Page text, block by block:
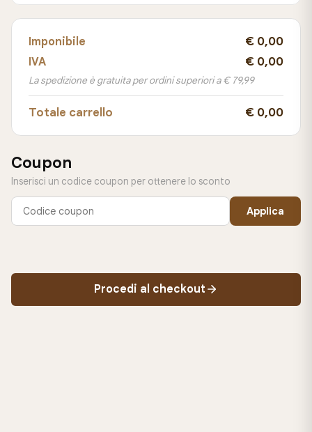
Imponibile € 0,00
IVA € 0,00
La spedizione è gratuita per ordini superiori a € 79,99
Totale carrello € 0,00
Coupon
Inserisci un codice coupon per ottenere lo sconto
Applica
Procedi al checkout